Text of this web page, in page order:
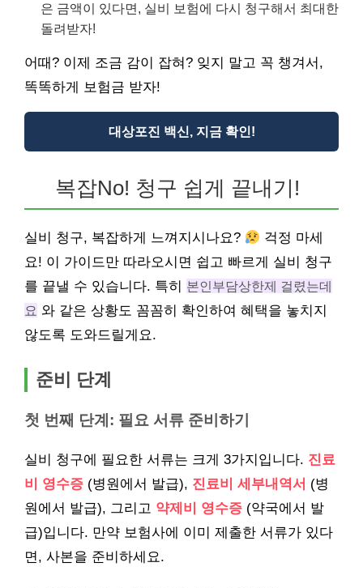
은 금액이 있다면, 실비 보험에 다시 청구해서 최대한
돌려받자!
어때? 이제 조금 감이 잡혀? 잊지 말고 꼭 챙겨서,
똑똑하게 보험금 받자!
대상포진 백신, 지금 확인!
복잡No! 청구 쉽게 끝내기!
실비 청구, 복잡하게 느껴지시나요?
걱정 마세
요! 이 가이드만 따라오시면 쉽고 빠르게 실비 청구
를 끝낼 수 있습니다. 특히 본인부담상한제 걸렸는데
요 와 같은 상황도 꼼꼼히 확인하여 혜택을 놓치지
않도록 도와드릴게요.
준비 단계
첫 번째 단계: 필요 서류 준비하기
실비 청구에 필요한 서류는 크게 3가지입니다. 진료
비 영수증 (병원에서 발급), 진료비 세부내역서 (병
원에서 발급), 그리고 약제비 영수증 (약국에서 발
급)입니다. 만약 보험사에 이미 제출한 서류가 있다
면, 사본을 준비하세요.